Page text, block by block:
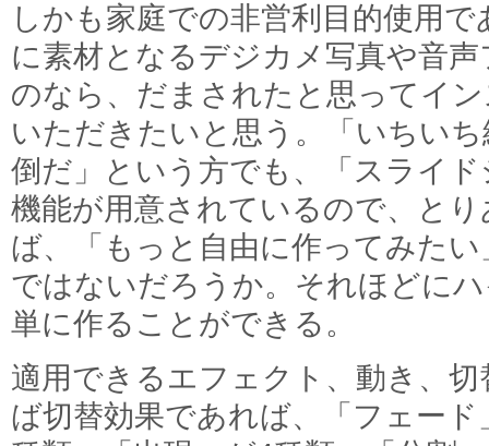
しかも家庭での非営利目的使用
に素材となるデジカメ写真や音
のなら、だまされたと思ってイ
いただきたいと思う。「いちい
倒だ」という方でも、「スライ
機能が用意されているので、と
ば、「もっと自由に作ってみた
ではないだろうか。それほどに
単に作ることができる。
適用できるエフェクト、動き、
ば切替効果であれば、「フェー